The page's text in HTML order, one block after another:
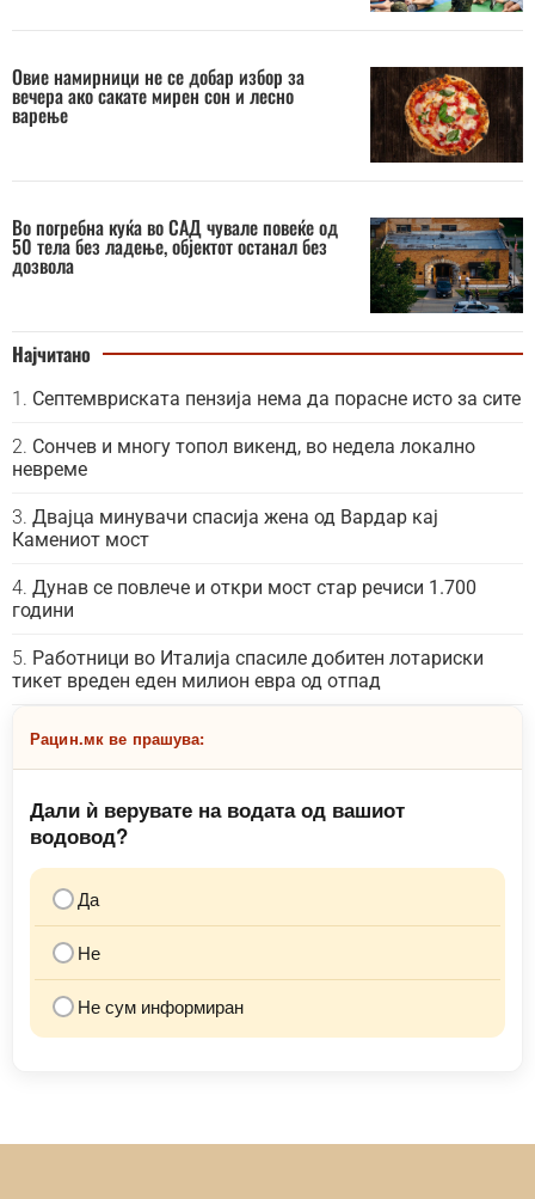
Овие намирници не се добар избор за
вечера ако сакате мирен сон и лесно
варење
Во погребна куќа во САД чувале повеќе од
50 тела без ладење, објектот останал без
дозвола
Најчитано
Септемвриската пензија нема да порасне исто за сите
Сончев и многу топол викенд, во недела локално
невреме
Двајца минувачи спасија жена од Вардар кај
Камениот мост
Дунав се повлече и откри мост стар речиси 1.700
години
Работници во Италија спасиле добитен лотариски
тикет вреден еден милион евра од отпад
Рацин.мк ве прашува:
Дали ѝ верувате на водата од вашиот
водовод?
Да
Не
Не сум информиран